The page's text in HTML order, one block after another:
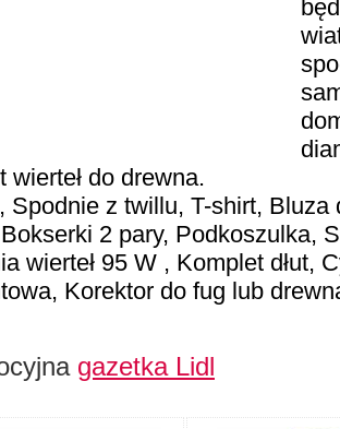
wierteł do drewna.
Spodnie z twillu, T-shirt,
2 pary, Podkoszulka,
wierteł 95 W , Komplet dłut,
Korektor do fug lub
gazetka Lidl